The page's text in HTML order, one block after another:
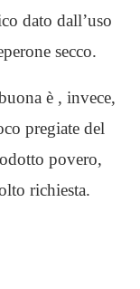
dato dall’uso
secco.
è , invece,
pregiate del
povero,
richiesta.